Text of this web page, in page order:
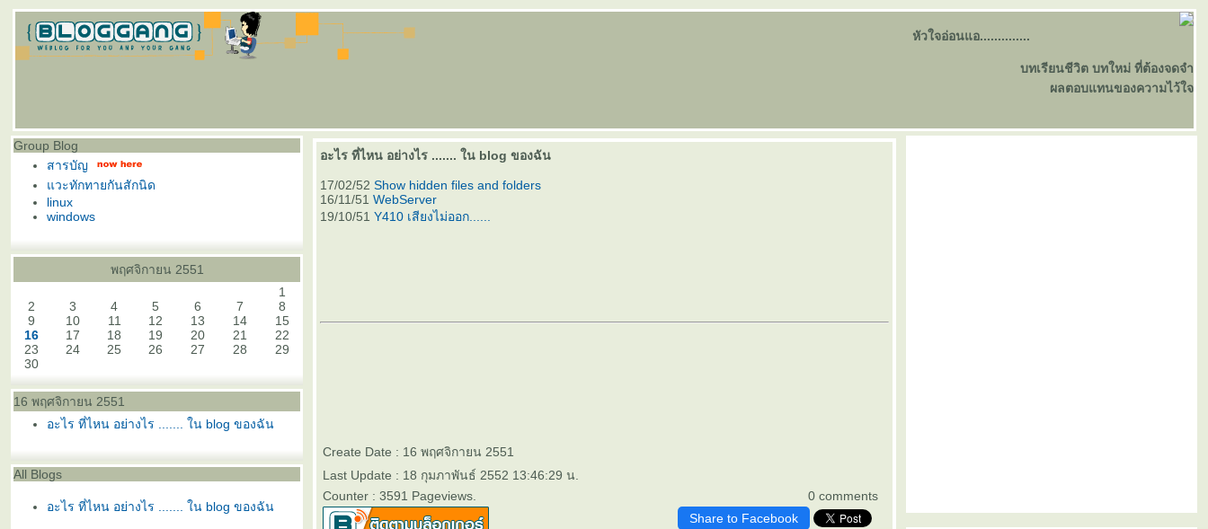
หัวใจอ่อนแอ..............
บทเรียนชีวิต บทใหม่ ที่ต้องจดจำ
ผลตอบแทนของความไว้ใจ
Group Blog
สารบัญ
วะทักทายกันสักนิด
linux
windows
พฤศจิกายน 2551
1
2
3 4 5 6 7
8
9
10 11 12 13 14
15
16
17 18 19 20 21
22
23
24 25 26 27 28
29
30
16 พฤศจิกายน 2551
อะไร ที่ไหน อย่างไร ....... ใน blog ของฉัน
All Blogs
อะไร ที่ไหน อย่างไร ....... ใน blog ของฉัน
อะไร ที่ไหน อย่างไร ....... ใน blog ของฉัน
17/02/52 Show hidden files and folders
16/11/51 WebServer
19/10/51 Y410 เสียงไม่ออก......
Create Date : 16 พฤศจิกายน 2551
0 comments
Last Update : 18 กุมภาพันธ์ 2552 13:46:29 น.
Counter : 3591 Pageviews.
Share to Facebook